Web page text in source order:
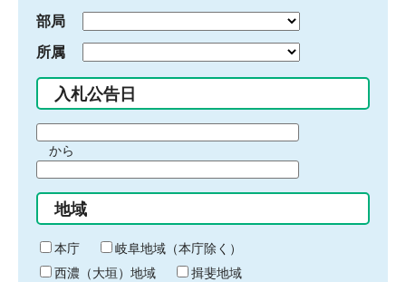
部局
所属
入札公告日
間
始
り
から
間
終
わ
り
地域
本庁
岐阜地域（本庁除く）
西濃（大垣）地域
揖斐地域